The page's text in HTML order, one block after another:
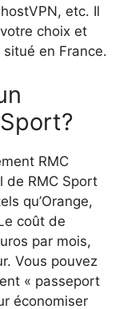
etc. Il
choix et
en France.
RMC
de RMC Sport
qu’Orange,
coût de
par mois,
Vous pouvez
« passeport
économiser